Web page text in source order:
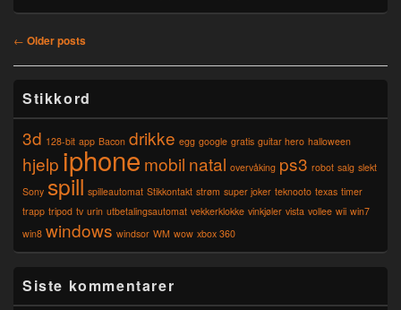
Post
← Older posts
Sidebar
Widget
Area
Stikkord
3d 128-bit app Bacon drikke egg google gratis guitar hero halloween
hjelp iphone mobil natal overvåking ps3 robot salg slekt
Sony spill spilleautomat Stikkontakt strøm super joker teknooto texas timer
trapp tripod tv urin utbetalingsautomat vekkerklokke vinkjøler vista vollee wii win7
win8 windows windsor WM wow xbox 360
Siste kommentarer